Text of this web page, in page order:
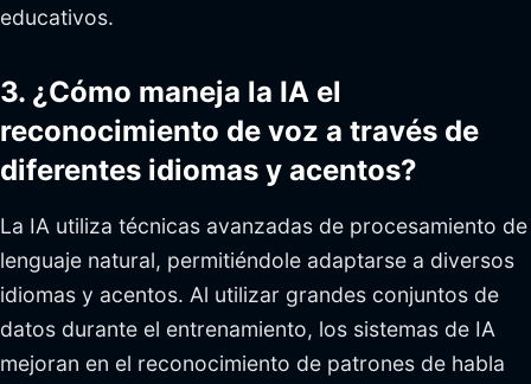
educativos.
3. ¿Cómo maneja la IA el
reconocimiento de voz a través de
diferentes idiomas y acentos?
La IA utiliza técnicas avanzadas de procesamiento de
lenguaje natural, permitiéndole adaptarse a diversos
idiomas y acentos. Al utilizar grandes conjuntos de
datos durante el entrenamiento, los sistemas de IA
mejoran en el reconocimiento de patrones de habla